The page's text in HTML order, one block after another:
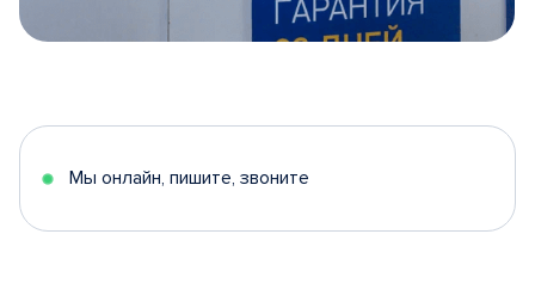
5
Мы онлайн, пишите, звоните